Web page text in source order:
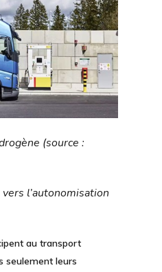
(source :
l’autonomisation
au transport
seulement leurs